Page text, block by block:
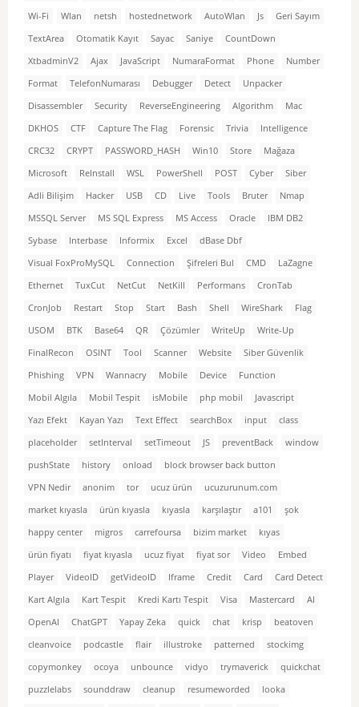
Wi-Fi
Wlan netsh hostednetwork AutoWlan Js
Geri Sayım
TextArea
Otomatik Kayıt Sayac Saniye
CountDown
XtbadminV2
Ajax JavaScript NumaraFormat Phone
Number
Format
TelefonNumarası Debugger Detect
Unpacker
Disassembler
Security ReverseEngineering Algorithm
Mac
DKHOS
CTF Capture The Flag Forensic Trivia
Intelligence
CRC32
CRYPT PASSWORD_HASH Win10 Store
Mağaza
Microsoft
ReInstall WSL PowerShell POST Cyber
Siber
Adli Bilişim
Hacker USB CD Live Tools Bruter
Nmap
MSSQL Server
MS SQL Express MS Access Oracle
IBM DB2
Sybase
Interbase Informix Excel
dBase Dbf
Visual FoxProMySQL
Connection Şifreleri Bul CMD
LaZagne
Ethernet
TuxCut NetCut NetKill Performans
CronTab
CronJob
Restart Stop Start Bash Shell WireShark
Flag
USOM
BTK Base64 QR Çözümler WriteUp
Write-Up
FinalRecon
OSINT Tool Scanner Website
Siber Güvenlik
Phishing
VPN Wannacry Mobile Device
Function
Mobil Algıla
Mobil Tespit isMobile php mobil
Javascript
Yazı Efekt
Kayan Yazı Text Effect searchBox input
class
placeholder
setInterval setTimeout JS preventBack
window
pushState
history onload
block browser back button
VPN Nedir
anonim tor ucuz ürün
ucuzurunum.com
market kıyasla
ürün kıyasla kıyasla karşılaştır a101
şok
happy center
migros carrefoursa bizim market
kıyas
ürün fiyatı
fiyat kıyasla ucuz fiyat fiyat sor Video
Embed
Player
VideoID getVideoID Iframe Credit Card
Card Detect
Kart Algıla
Kart Tespit Kredi Kartı Tespit Visa Mastercard
AI
OpenAI
ChatGPT Yapay Zeka quick chat krisp
beatoven
cleanvoice
podcastle flair illustroke patterned
stockimg
copymonkey
ocoya unbounce vidyo trymaverick
quickchat
puzzlelabs
sounddraw cleanup resumeworded
looka